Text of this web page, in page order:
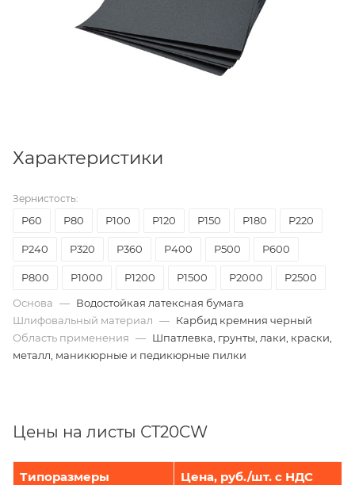
Характеристики
Зернистость:
P60 Р80 Р100 P120 P150 P180 P220
P240 P320 P360 P400 P500 P600
P800 P1000 P1200 P1500 P2000
P2500
Основа — Водостойкая латексная бумага
Шлифовальный материал — Карбид кремния черный
Область применения — Шпатлевка, грунты, лаки, краски,
металл, маникюрные и педикюрные пилки
Цены на листы СT20CW
Типоразмеры
Цена, руб./шт. с НДС